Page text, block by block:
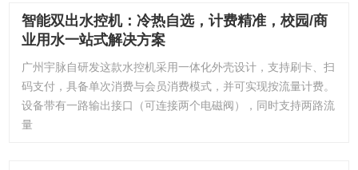
智能双出水控机：冷热自选，计费精准，校园/商
业用水一站式解决方案
广州宇脉自研发这款水控机采用一体化外壳设计，支持刷卡、扫
码支付，具备单次消费与会员消费模式，并可实现按流量计费。
设备带有一路输出接口（可连接两个电磁阀），同时支持两路流
量